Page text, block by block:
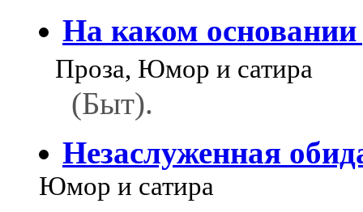
На каком
Проза, Юмор и сатира
(Быт).
Незаслуженная
Юмор и сатира